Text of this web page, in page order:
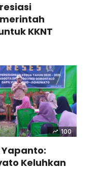
KKNT
100
Yapanto:
Keluhkan